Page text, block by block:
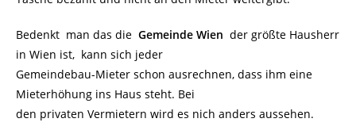
Bedenkt man das die Gemeinde Wien der größte Hausherr
in Wien ist, kann sich jeder
Gemeindebau-Mieter schon ausrechnen, dass ihm eine
Mieterhöhung ins Haus steht. Bei
den privaten Vermietern wird es nich anders aussehen.